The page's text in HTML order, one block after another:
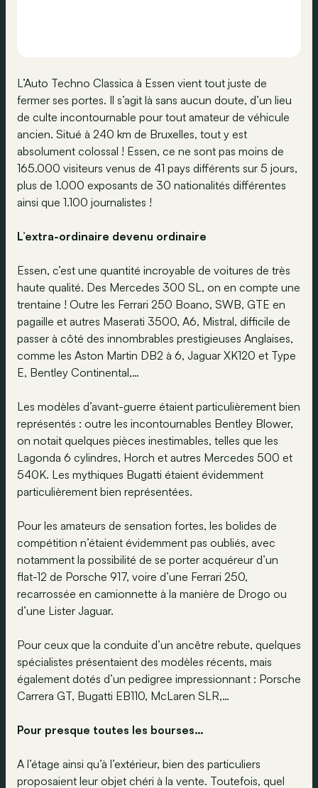
L’Auto Techno Classica à Essen vient tout juste de
fermer ses portes. Il s’agit là sans aucun doute, d’un lieu
de culte incontournable pour tout amateur de véhicule
ancien. Situé à 240 km de Bruxelles, tout y est
absolument colossal ! Essen, ce ne sont pas moins de
165.000 visiteurs venus de 41 pays différents sur 5 jours,
plus de 1.000 exposants de 30 nationalités différentes
ainsi que 1.100 journalistes !
L’extra-ordinaire devenu ordinaire
Essen, c’est une quantité incroyable de voitures de très
haute qualité. Des Mercedes 300 SL, on en compte une
trentaine ! Outre les Ferrari 250 Boano, SWB, GTE en
pagaille et autres Maserati 3500, A6, Mistral, difficile de
passer à côté des innombrables prestigieuses Anglaises,
comme les Aston Martin DB2 à 6, Jaguar XK120 et Type
E, Bentley Continental,…
Les modèles d’avant-guerre étaient particulièrement bien
représentés : outre les incontournables Bentley Blower,
on notait quelques pièces inestimables, telles que les
Lagonda 6 cylindres, Horch et autres Mercedes 500 et
540K. Les mythiques Bugatti étaient évidemment
particulièrement bien représentées.
Pour les amateurs de sensation fortes, les bolides de
compétition n’étaient évidemment pas oubliés, avec
notamment la possibilité de se porter acquéreur d’un
flat-12 de Porsche 917, voire d’une Ferrari 250,
recarrossée en camionnette à la manière de Drogo ou
d’une Lister Jaguar.
Pour ceux que la conduite d’un ancêtre rebute, quelques
spécialistes présentaient des modèles récents, mais
également dotés d’un pedigree impressionnant : Porsche
Carrera GT, Bugatti EB110, McLaren SLR,…
Pour presque toutes les bourses…
A l’étage ainsi qu’à l’extérieur, bien des particuliers
proposaient leur objet chéri à la vente. Toutefois, quel